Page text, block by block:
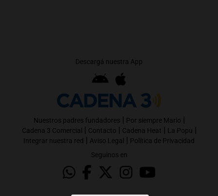
Descargá nuestra App
Nuestros padres fundadores | Por siempre Mario |
Cadena 3 Comercial | Contacto | Cadena Heat | La Popu |
Integrar nuestra red | Aviso Legal | Política de Privacidad
Seguinos en